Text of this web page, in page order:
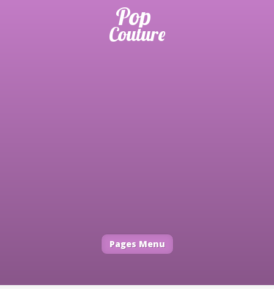
Pages Menu